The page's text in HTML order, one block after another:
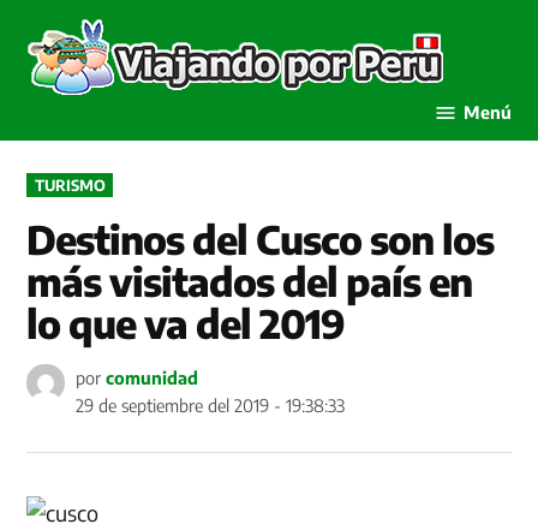
contenido
por
Menú
PUBLICADO
EN
TURISMO
Destinos del Cusco son los
más visitados del país en
lo que va del 2019
por comunidad
29 de septiembre del 2019 - 19:38:33